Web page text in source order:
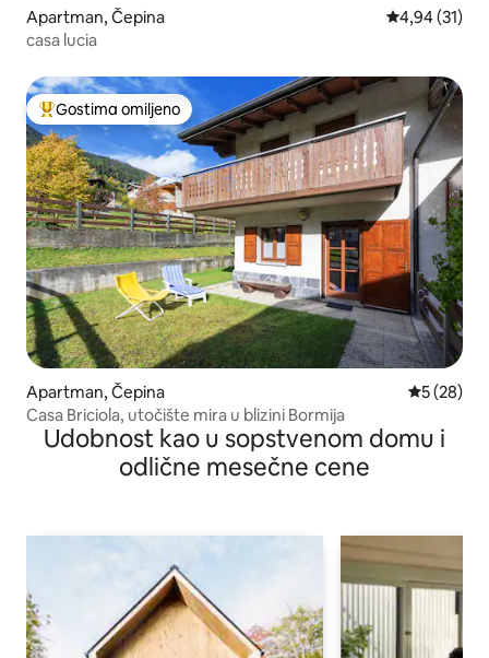
Apartman, Čepina Prosečna
4,94 (31)
casa lucia
Najuspešniji među gostima omiljenim
Gostima omiljeno
Apartman, Čepina Prosečna
5 (28)
Casa Briciola, utočište mira u blizini Bormija
Udobnost kao u sopstvenom domu i
odlične mesečne cene